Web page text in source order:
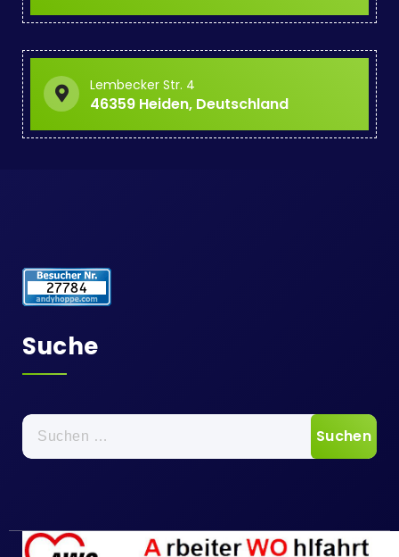
Lembecker Str. 4
46359 Heiden, Deutschland
Suche
Suche
nach: